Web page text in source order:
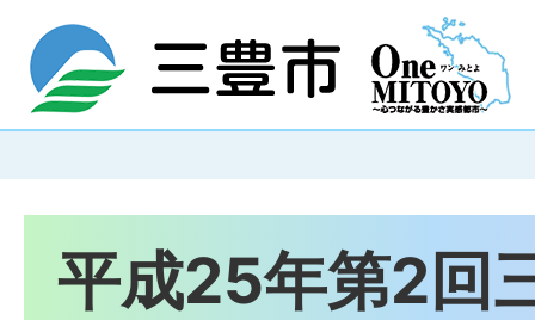
平成25年第2回